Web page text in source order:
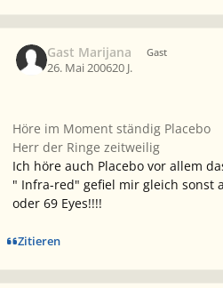
Gast Marijana Gast
26. Mai 200620 J.
Höre im Moment ständig Placebo
Herr der Ringe zeitweilig
Ich höre auch Placebo vor allem
" Infra-red" gefiel mir gleich sonst
oder 69 Eyes!!!!
Zitieren